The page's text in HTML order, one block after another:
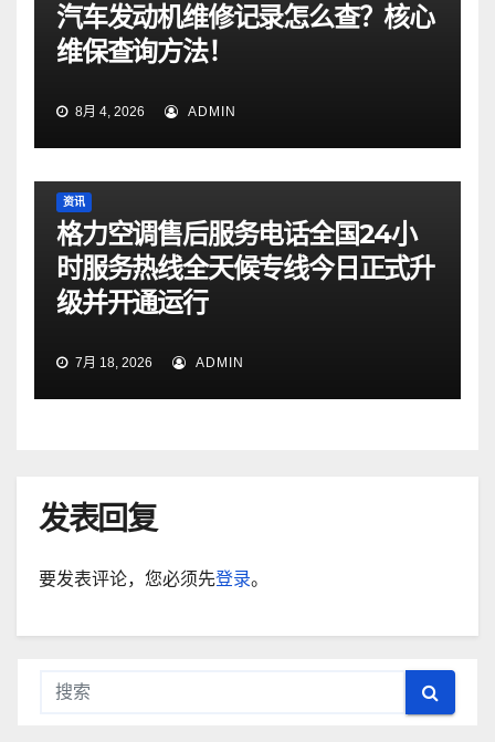
汽车发动机维修记录怎么查？核心
维保查询方法！
8月 4, 2026 ADMIN
资讯
格力空调售后服务电话全国24小
时服务热线全天候专线今日正式升
级并开通运行
7月 18, 2026 ADMIN
发表回复
要发表评论，您必须先登录。